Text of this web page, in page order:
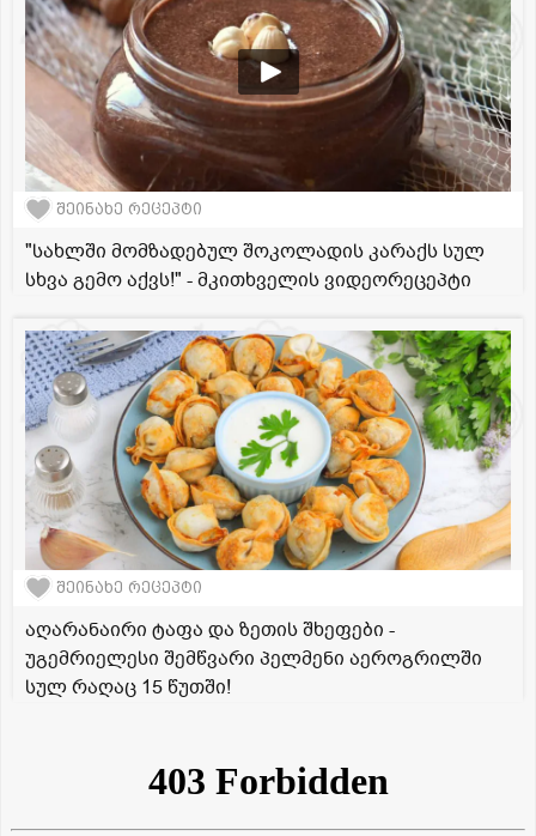
შეინახე რეცეპტი
"სახლში მომზადებულ შოკოლადის კარაქს სულ
სხვა გემო აქვს!" - მკითხველის ვიდეორეცეპტი
შეინახე რეცეპტი
აღარანაირი ტაფა და ზეთის შხეფები -
უგემრიელესი შემწვარი პელმენი აეროგრილში
სულ რაღაც 15 წუთში!